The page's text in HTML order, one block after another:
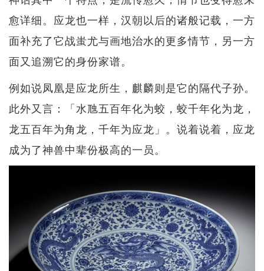
愈详细。应龙也一样，汉朝以后的诸般记载，一方
面补充了它战蚩尤与画地治水的更多情节，另一方
面又追溯它的身份家谱。
例如说凤凰是应龙所生，麒麟则是它的隔代子孙。
此外又言：「水虺五百年化为蛟，蛟千年化为龙，
龙五百年为角龙，千年为应龙」。说着说着，应龙
成为了神兽中辈份极高的一员。